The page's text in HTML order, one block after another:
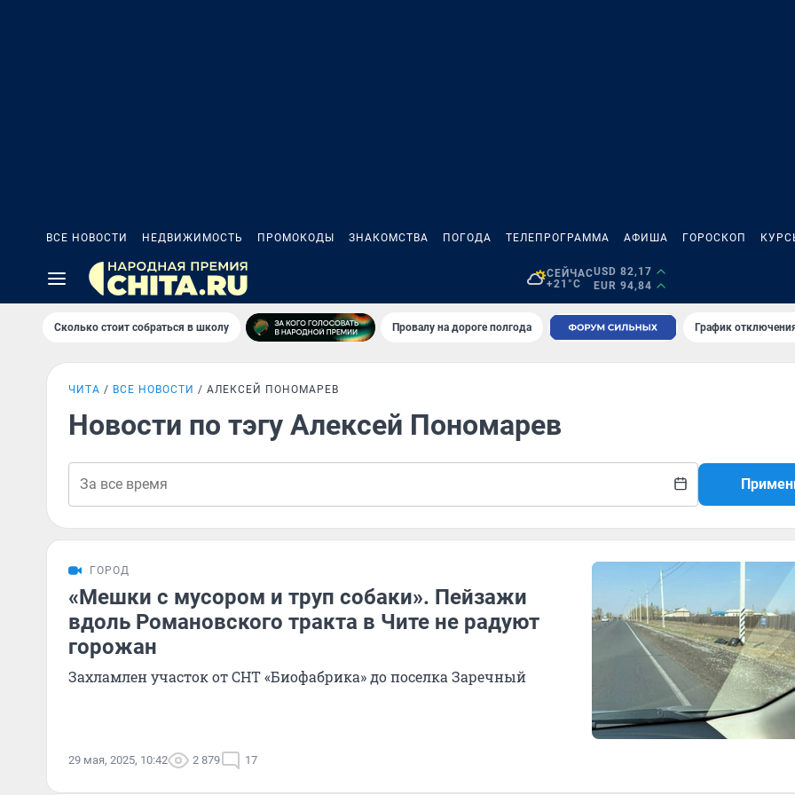
ВСЕ НОВОСТИ НЕДВИЖИМОСТЬ ПРОМОКОДЫ ЗНАКОМСТВА ПОГОДА ТЕЛЕПРОГРАММА АФИША ГОРОСКОП
СЕЙЧАС
+21°C
USD 82,17
EUR 94,84
Сколько стоит собраться в школу Провалу на дороге полгода График
ЧИТА ВСЕ НОВОСТИ АЛЕКСЕЙ ПОНОМАРЕВ
Новости по тэгу Алексей Пономарев
ГОРОД
«Мешки с мусором и труп собаки». Пейзажи
вдоль Романовского тракта в Чите не радуют
горожан
Захламлен участок от СНТ «Биофабрика» до поселка Заречный
29 мая, 2025, 10:42 2 879 17